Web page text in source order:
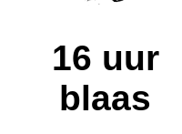
16 uur
blaas